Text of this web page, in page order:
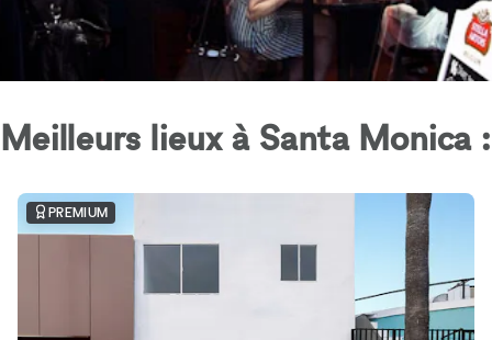
Meilleurs lieux à Santa Monica :
PREMIUM